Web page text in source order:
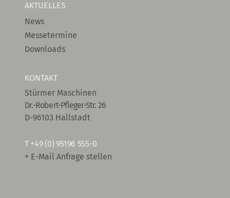
AKTUELLES
News
Messetermine
Downloads
KONTAKT
Stürmer Maschinen
Dr.-Robert-Pfleger-Str. 26
D-96103 Hallstadt
T +49 (0) 95196 555-0
+ E-Mail Anfrage stellen